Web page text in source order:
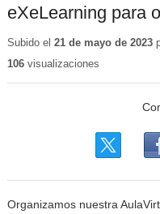
eXeLearning para
Subido el 21 de mayo de 2023
106visualizaciones
Organizamos nuestra